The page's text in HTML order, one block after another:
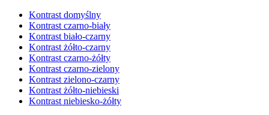
Kontrast domyślny
Kontrast czarno-biały
Kontrast biało-czarny
Kontrast żółto-czarny
Kontrast czarno-żółty
Kontrast czarno-zielony
Kontrast zielono-czarny
Kontrast żółto-niebieski
Kontrast niebiesko-żółty